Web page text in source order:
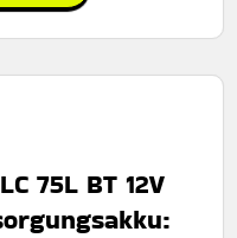
75L BT 12V